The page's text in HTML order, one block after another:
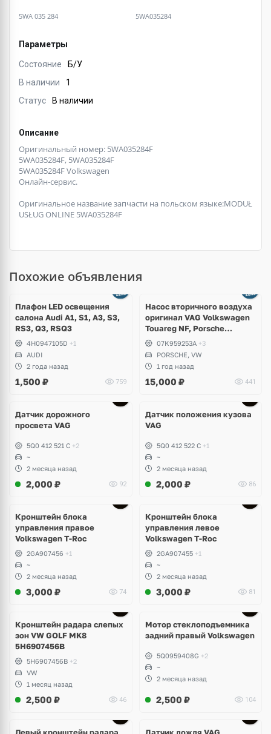
5WA 035 284 5WA035284
Параметры
Состояние
Б/У
В наличии
1
Статус
В наличии
Описание
Оригинальный номер: 5WA035284F
5WA035284F, 5WA035284F
5WA035284F Volkswagen
Онлайн-сервис.
Оригинальное название запчасти на польском языке:MODUŁ
USŁUG ONLINE 5WA035284F
Похожие объявления
Плафон LED освещения
салона Audi A1, S1, A3, S3,
RS3, Q3, RSQ3
4H0947105D +1
AUDI
2 года назад
1,500 ₽ 759
Насос вторичного воздуха
оригинал VAG Volkswagen
Touareg NF, Porsche
Cayenne 958 S Hybrid
07K959253A +3
PORSCHE, VW
1 год назад
15,000 ₽ 441
Датчик дорожного
просвета VAG
5Q0 412 521 C +2
~
2 месяца назад
2,000 ₽ 92
Датчик положения кузова
VAG
5Q0 412 522 C +1
~
2 месяца назад
2,000 ₽ 86
Кронштейн блока
управления правое
Volkswagen T-Roc
2GA907456 +1
~
2 месяца назад
3,000 ₽ 74
Кронштейн блока
управления левое
Volkswagen T-Roc
2GA907455 +1
~
2 месяца назад
3,000 ₽ 81
Кронштейн радара слепых
зон VW GOLF MK8
5H6907456B
5H6907456B +2
VW
1 месяц назад
2,500 ₽ 46
Мотор стеклоподъемника
задний правый Volkswagen
5Q0959408G +2
~
2 месяца назад
2,500 ₽ 104